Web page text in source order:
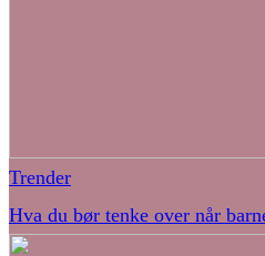
Trender
Hva du bør tenke over når